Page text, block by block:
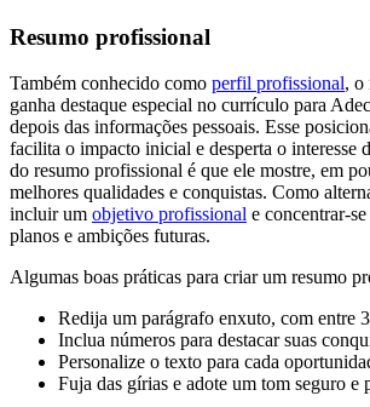
Resumo profissional
Também conhecido como perfil profissional, o
ganha destaque especial no currículo para
depois das informações pessoais. Esse
facilita o impacto inicial e desperta o interesse
do resumo profissional é que ele mostre, em
melhores qualidades e conquistas. Como
incluir um objetivo profissional e concentrar-
planos e ambições futuras.
Algumas boas práticas para criar um resumo
Redija um parágrafo enxuto, com entre
Inclua números para destacar suas
Personalize o texto para cada
Fuja das gírias e adote um tom seguro e